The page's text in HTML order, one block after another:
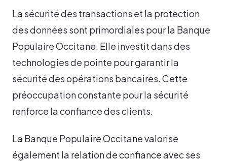
La sécurité des transactions et la protection
des données sont primordiales pour la Banque
Populaire Occitane. Elle investit dans des
technologies de pointe pour garantir la
sécurité des opérations bancaires. Cette
préoccupation constante pour la sécurité
renforce la confiance des clients.
La Banque Populaire Occitane valorise
également la relation de confiance avec ses